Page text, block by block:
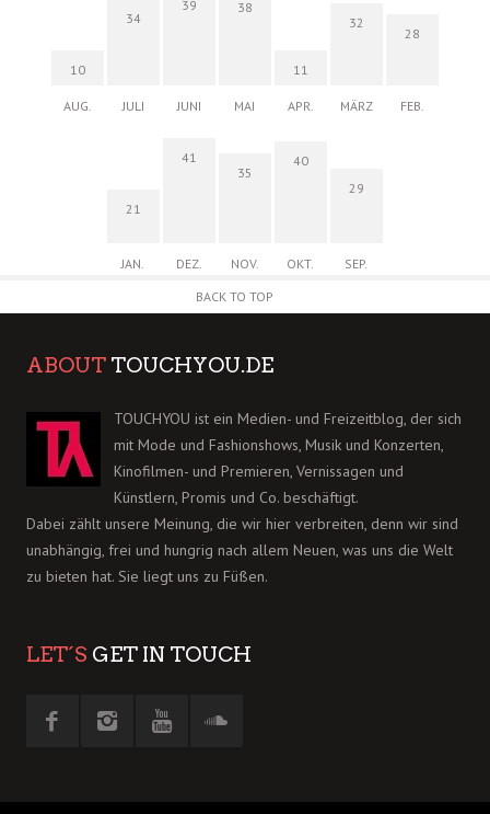
10
AUG.
34
JULI
39
JUNI
38
MAI
11
APR.
32
MÄRZ
28
FEB.
21
JAN.
41
DEZ.
35
NOV.
40
OKT.
29
SEP.
BACK TO TOP
ABOUT TOUCHYOU.DE
TOUCHYOU ist ein Medien- und Freizeitblog, der sich
mit Mode und Fashionshows, Musik und Konzerten,
Kinofilmen- und Premieren, Vernissagen und
Künstlern, Promis und Co. beschäftigt.
Dabei zählt unsere Meinung, die wir hier verbreiten, denn wir sind
unabhängig, frei und hungrig nach allem Neuen, was uns die Welt
zu bieten hat. Sie liegt uns zu Füßen.
LET´S GET IN TOUCH